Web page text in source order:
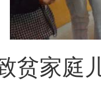
家庭儿